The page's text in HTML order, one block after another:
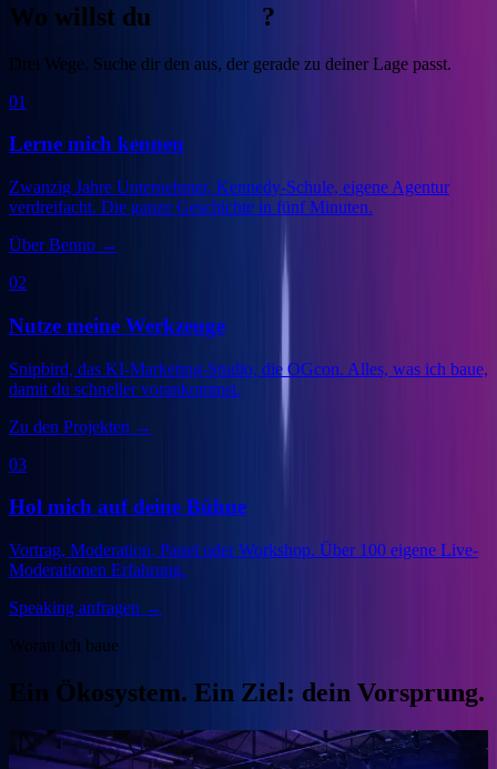
Wo willst du ?
Drei Wege. Suche dir den aus, der gerade zu deiner Lage passt.
01
Lerne mich kennen
Zwanzig Jahre Unternehmer, Kennedy-Schule, eigene Agentur
verdreifacht. Die ganze Geschichte in fünf Minuten.
Über Benno →
02
Nutze meine Werkzeuge
Snipbird, das KI-Marketing-Studio, die OGcon. Alles, was ich baue,
damit du schneller vorankommst.
Zu den Projekten →
03
Hol mich auf deine Bühne
Vortrag, Moderation, Panel oder Workshop. Über 100 eigene Live-
Moderationen Erfahrung.
Speaking anfragen →
Woran ich baue
Ein Ökosystem. Ein Ziel: dein Vorsprung.
Veranstalter